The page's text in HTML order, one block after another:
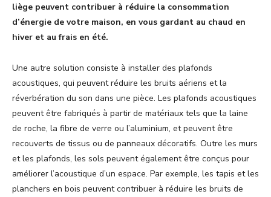
liège peuvent contribuer à réduire la consommation
d’énergie de votre maison, en vous gardant au chaud en
hiver et au frais en été.
Une autre solution consiste à installer des plafonds
acoustiques, qui peuvent réduire les bruits aériens et la
réverbération du son dans une pièce. Les plafonds acoustiques
peuvent être fabriqués à partir de matériaux tels que la laine
de roche, la fibre de verre ou l’aluminium, et peuvent être
recouverts de tissus ou de panneaux décoratifs. Outre les murs
et les plafonds, les sols peuvent également être conçus pour
améliorer l’acoustique d’un espace. Par exemple, les tapis et les
planchers en bois peuvent contribuer à réduire les bruits de